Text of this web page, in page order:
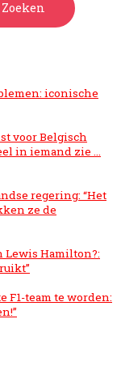
iconische
voor Belgisch
in iemand zie …
regering: “Het
ze de
Lewis Hamilton?:
F1-team te worden: